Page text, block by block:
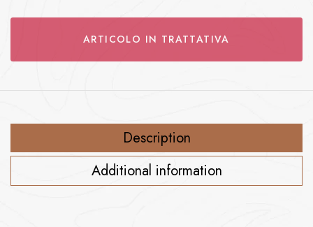
ARTICOLO IN TRATTATIVA
Description
Additional information